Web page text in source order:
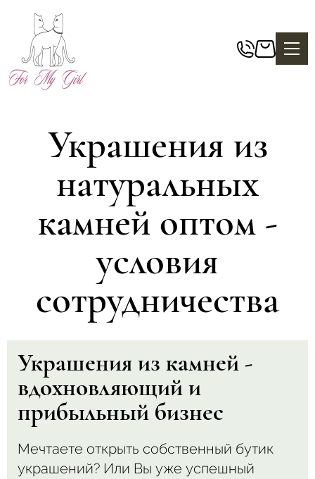
Украшения из
натуральных
камней оптом -
условия
сотрудничества
Украшения из камней -
вдохновляющий и
прибыльный бизнес
Мечтаете открыть собственный бутик
украшений? Или Вы уже успешный